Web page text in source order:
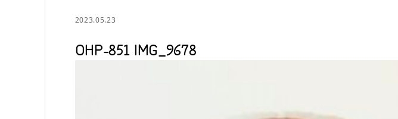
2023.05.23
OHP-851 IMG_9678